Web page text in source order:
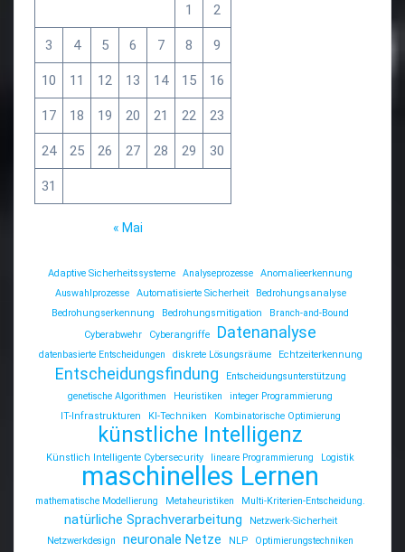
1 2
3 4 5 6 7 8 9
10 11 12 13 14 15 16
17 18 19 20 21 22 23
24 25 26 27 28 29 30
31
« Mai
Adaptive Sicherheitssysteme Analyseprozesse
Anomalieerkennung
Auswahlprozesse
Automatisierte Sicherheit
Bedrohungsanalyse
Bedrohungserkennung
Bedrohungsmitigation
Branch-and-Bound
Cyberabwehr
Cyberangriffe Datenanalyse
datenbasierte Entscheidungen diskrete Lösungsräume Echtzeiterkennung
Entscheidungsfindung
Entscheidungsunterstützung
genetische Algorithmen
Heuristiken
integer Programmierung
IT-Infrastrukturen
KI-Techniken Kombinatorische Optimierung
künstliche Intelligenz
Künstlich Intelligente Cybersecurity lineare Programmierung Logistik
maschinelles Lernen
mathematische Modellierung Metaheuristiken Multi-Kriterien-Entscheidung.
natürliche Sprachverarbeitung
Netzwerk-Sicherheit
Netzwerkdesign
neuronale Netze NLP
Optimierungstechniken